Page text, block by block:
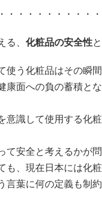
・・・・・・・・・
る、 化粧品の安全性
使う化粧品はその瞬
康面への負の蓄積と
意識して使用する化
て安全と考えるかが
も、現在日本には化
言葉に何の定義も制